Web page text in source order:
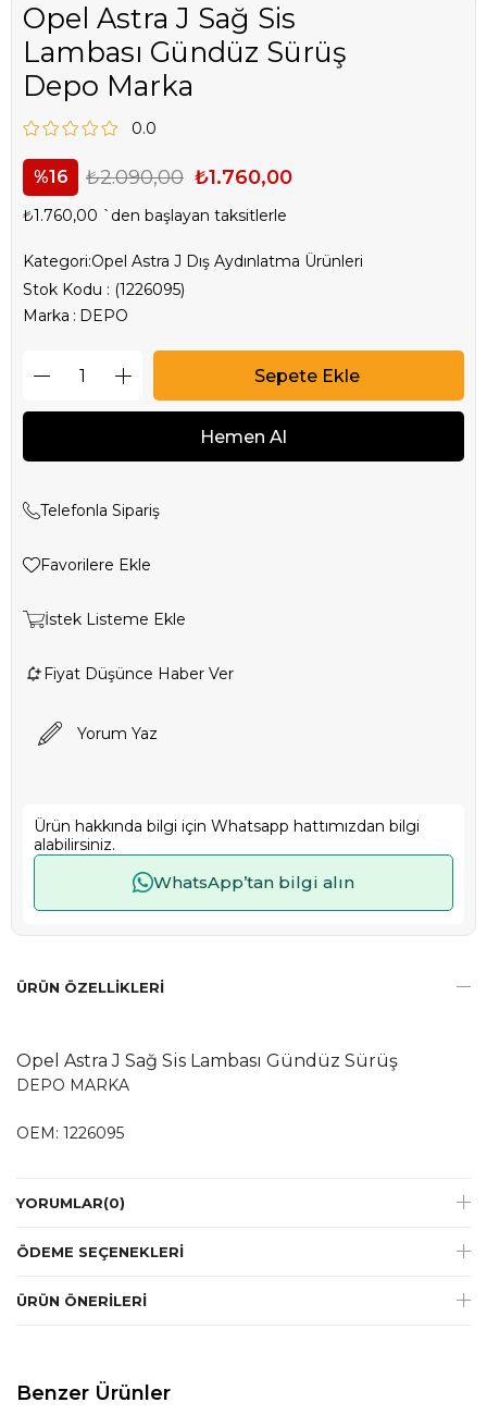
Opel Astra J Sağ Sis
Lambası Gündüz Sürüş
Depo Marka
0.0
16 ₺2.090,00 ₺1.760,00
₺1.760,00 `den başlayan taksitlerle
Kategori:Opel Astra J Dış Aydınlatma Ürünleri
Stok Kodu
(1226095)
Marka : DEPO
Telefonla Sipariş
Favorilere Ekle
İstek Listeme Ekle
Fiyat Düşünce Haber Ver
Yorum Yaz
Ürün hakkında bilgi için Whatsapp hattımızdan bilgi
alabilirsiniz.
WhatsApp’tan bilgi alın
ÜRÜN ÖZELLIKLERI
​​​​​​Opel Astra J Sağ Sis Lambası Gündüz Sürüş
DEPO MARKA
OEM: 1226095
YORUMLAR(0)
ÖDEME SEÇENEKLERI
ÜRÜN ÖNERILERI
Benzer Ürünler